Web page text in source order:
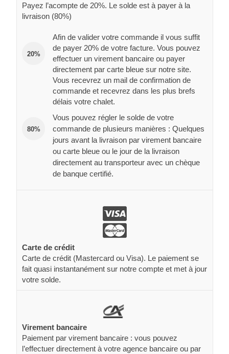
Payez l’acompte de 20%. Le solde est à payer à la
livraison (80%)
20%
Afin de valider votre commande il vous suffit
de payer 20% de votre facture. Vous pouvez
effectuer un virement bancaire ou payer
directement par carte bleue sur notre site.
Vous recevrez un mail de confirmation de
commande et recevrez dans les plus brefs
délais votre chalet.
80%
Vous pouvez régler le solde de votre
commande de plusieurs manières : Quelques
jours avant la livraison par virement bancaire
ou carte bleue ou le jour de la livraison
directement au transporteur avec un chèque
de banque certifié.
Carte de crédit
Carte de crédit (Mastercard ou Visa). Le paiement se
fait quasi instantanément sur notre compte et met à jour
votre solde.
Virement bancaire
Paiement par virement bancaire : vous pouvez
l’effectuer directement à votre agence bancaire ou par